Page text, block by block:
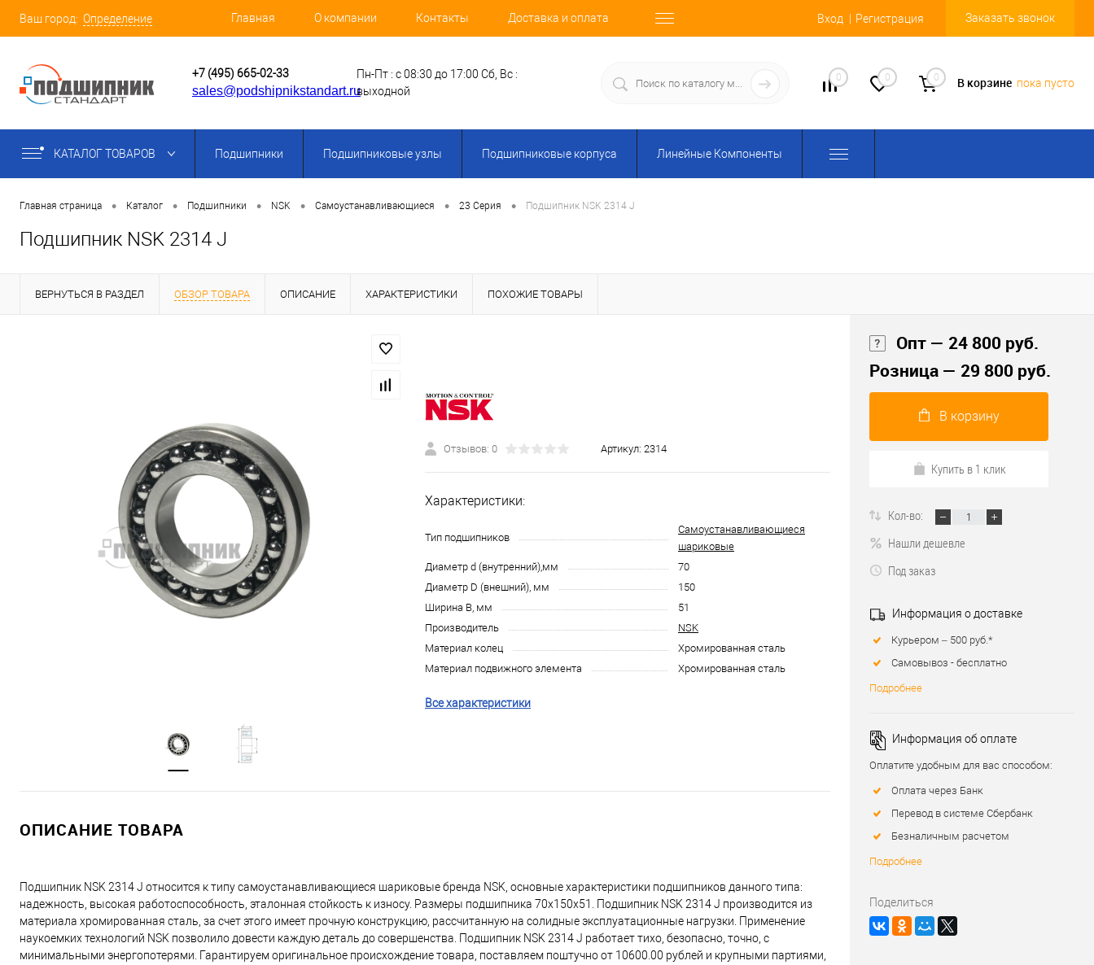
Ваш город: Определение Главная О компании Контакты Доставка и оплата Вход Регистрация Заказать звонок
+7 (495) 665-02-33
sales@podshipnikstandart.ru
Пн-Пт : с 08:30 до 17:00 Сб, Вс :
выходной
0 0 0 В корзине пока пусто
КАТАЛОГ ТОВАРОВ Подшипники Подшипниковые узлы Подшипниковые корпуса Линейные Компоненты
Главная страница • Каталог • Подшипники • NSK • Самоустанавливающиеся • 23 Серия • Подшипник NSK 2314 J
Подшипник NSK 2314 J
ВЕРНУТЬСЯ В РАЗДЕЛ ОБЗОР ТОВАРА ОПИСАНИЕ ХАРАКТЕРИСТИКИ ПОХОЖИЕ ТОВАРЫ
Отзывов: 0 Артикул: 2314
Характеристики:
Тип подшипников
Самоустанавливающиеся
шариковые
Диаметр d (внутренний),мм
70
Диаметр D (внешний), мм
150
Ширина B, мм
51
Производитель
NSK
Материал колец
Хромированная сталь
Материал подвижного элемента
Хромированная сталь
Все характеристики
ОПИСАНИЕ ТОВАРА
Подшипник NSK 2314 J относится к типу самоустанавливающиеся шариковые бренда NSK, основные характеристики подшипников данного типа:
надежность, высокая работоспособность, эталонная стойкость к износу. Размеры подшипника 70x150x51. Подшипник NSK 2314 J производится из
материала хромированная сталь, за счет этого имеет прочную конструкцию, рассчитанную на солидные эксплуатационные нагрузки. Применение
наукоемких технологий NSK позволило довести каждую деталь до совершенства. Подшипник NSK 2314 J работает тихо, безопасно, точно, с
минимальными энергопотерями. Гарантируем оригинальное происхождение товара, поставляем поштучно от 10600.00 рублей и крупными партиями,
Опт — 24 800 руб.
Розница — 29 800 руб.
В корзину
Купить в 1 клик
Кол-во:
Нашли дешевле
Под заказ
Информация о доставке
Курьером – 500 руб.*
Самовывоз - бесплатно
Подробнее
Информация об оплате
Оплатите удобным для вас способом:
Оплата через Банк
Перевод в системе Сбербанк
Безналичным расчетом
Подробнее
Поделиться